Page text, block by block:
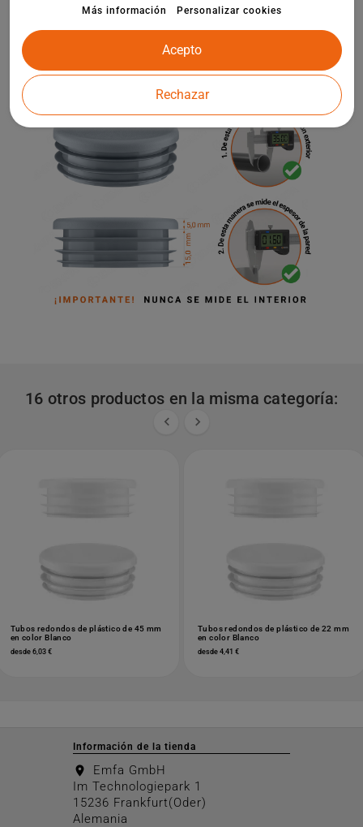
elementos de arquitectura de jardín.
16 otros productos en la misma categoría:
 
Tubos redondos de plástico de 45 mm
en color Blanco
desde 6,03 €
Tubos redondos de plástico de 22 mm
en color Blanco
desde 4,41 €
Más información Personalizar cookies
Rechazar
Acepto
Información de la tienda
location_on
Emfa GmbH
Im Technologiepark 1
15236 Frankfurt(Oder)
Alemania